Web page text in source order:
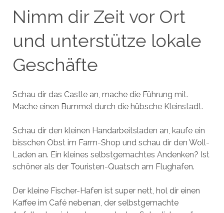
Nimm dir Zeit vor Ort
und unterstütze lokale
Geschäfte
Schau dir das Castle an, mache die Führung mit.
Mache einen Bummel durch die hübsche Kleinstadt.
Schau dir den kleinen Handarbeitsladen an, kaufe ein
bisschen Obst im Farm-Shop und schau dir den Woll-
Laden an. Ein kleines selbstgemachtes Andenken? Ist
schöner als der Touristen-Quatsch am Flughafen.
Der kleine Fischer-Hafen ist super nett, hol dir einen
Kaffee im Café nebenan, der selbstgemachte